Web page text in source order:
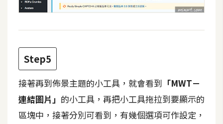
架
設
與
網
域
Step5
接著再到佈景主題的小工具，就會看到 「MWT－
連結圖片」 的小工具，再把小工具拖拉到要顯示的
區塊中，接著分別可看到，有幾個選項可作設定，